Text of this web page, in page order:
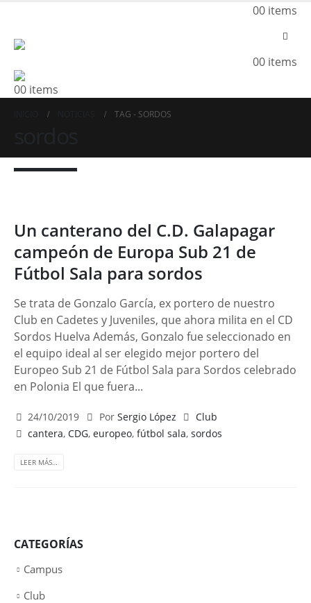
00 items
00 items
00 items
TAG - SORDOS
Un canterano del C.D. Galapagar
campeón de Europa Sub 21 de
Fútbol Sala para sordos
Se trata de Gonzalo García, ex portero de nuestro
Club en Cadetes y Juveniles, que ahora milita en el CD
Sordos Huelva Además, Gonzalo fue seleccionado en
el equipo ideal al ser elegido mejor portero del
Europeo Sub 21 de Fútbol Sala para Sordos celebrado
en Polonia El que fuera...
24/10/2019 Por Sergio López
Club
cantera,CDG,europeo,fútbol sala,sordos
LEER MÁS…
CATEGORÍAS
Campus
Club